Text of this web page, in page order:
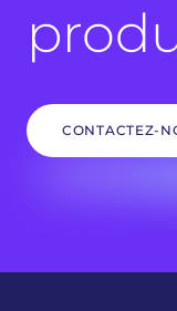
CONTACTEZ-